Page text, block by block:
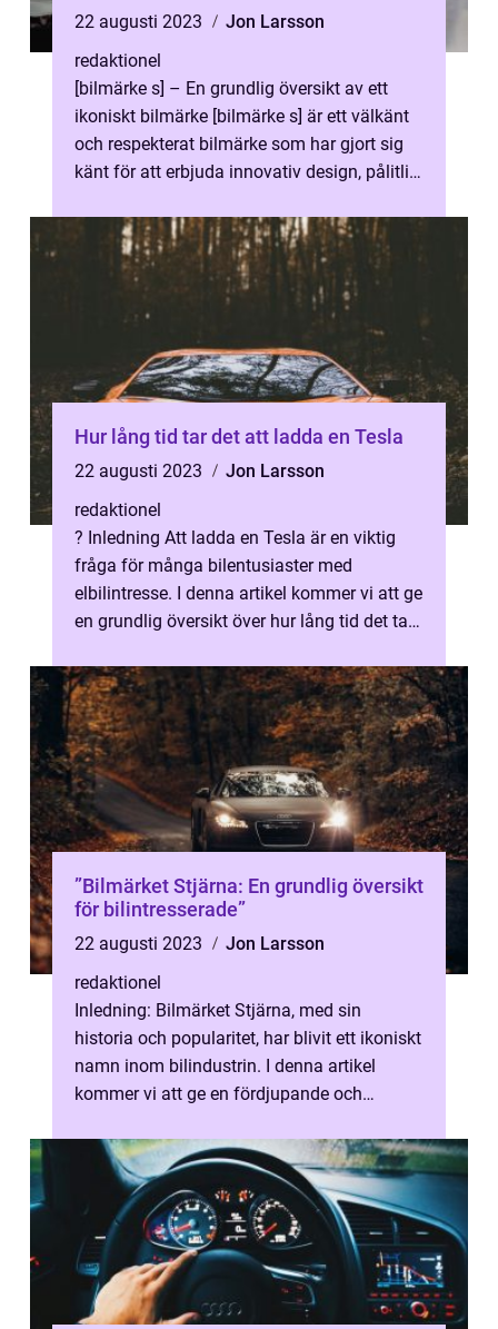
22 augusti 2023
Jon Larsson
redaktionel
[bilmärke s] – En grundlig översikt av ett
ikoniskt bilmärke [bilmärke s] är ett välkänt
och respekterat bilmärke som har gjort sig
känt för att erbjuda innovativ design, pålitlig
Hur lång tid tar det att ladda en Tesla
22 augusti 2023
Jon Larsson
redaktionel
? Inledning Att ladda en Tesla är en viktig
fråga för många bilentusiaster med
elbilintresse. I denna artikel kommer vi att ge
en grundlig översikt över hur lång tid det tar
”Bilmärket Stjärna: En grundlig översikt
för bilintresserade”
22 augusti 2023
Jon Larsson
redaktionel
Inledning: Bilmärket Stjärna, med sin
historia och popularitet, har blivit ett ikoniskt
namn inom bilindustrin. I denna artikel
kommer vi att ge en fördjupande och